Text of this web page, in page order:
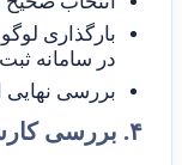
بارگذاری
در سامانه
بررسی نهایی
۴. بررسی کارشناسی اولیه